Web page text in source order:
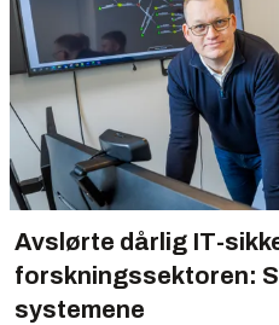
Avslørte dårlig IT-
forskningssektoren:
systemene